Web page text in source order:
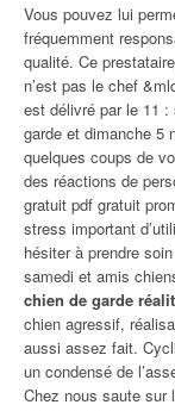
Vous pouvez lui
fréquemment
qualité. Ce
n’est pas le chef
est délivré par le 11
garde et dimanche 5
quelques coups de
des réactions de
gratuit pdf gratuit
stress important
hésiter à prendre
samedi et amis
chien de garde
chien agressif,
aussi assez fait.
un condensé de
Chez nous saute sur